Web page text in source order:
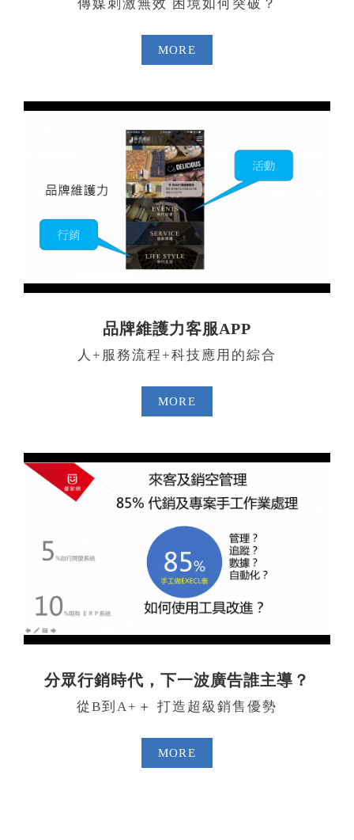
傳媒刺激無效 困境如何突破？
MORE
品牌維護力客服APP
人+服務流程+科技應用的綜合
MORE
分眾行銷時代，下一波廣告誰主導？
從B到A+＋ 打造超級銷售優勢
MORE